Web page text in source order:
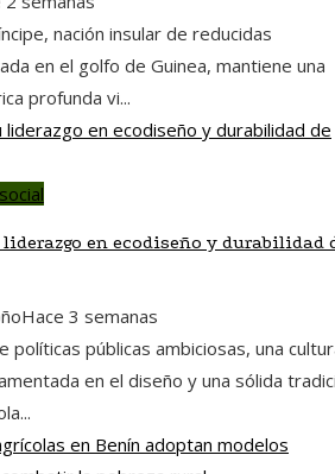
nación insular de reducidas
en el golfo de Guinea, mantiene una
profunda vi...
en ecodiseño y durabilidad
Hace 3 semanas
políticas públicas ambiciosas, una
en el diseño y una sólida